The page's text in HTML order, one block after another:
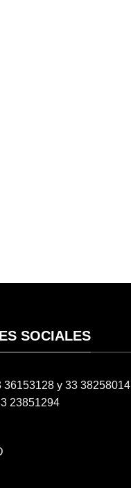
SOCIALES
36153128 y 33 38258014
23851294